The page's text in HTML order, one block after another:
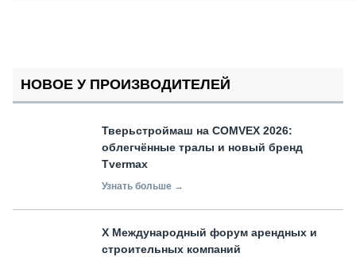
НОВОЕ У ПРОИЗВОДИТЕЛЕЙ
Тверьстроймаш на COMVEX 2026:
облегчённые тралы и новый бренд
Tvermax
Узнать больше →
X Международный форум арендных и
строительных компаний